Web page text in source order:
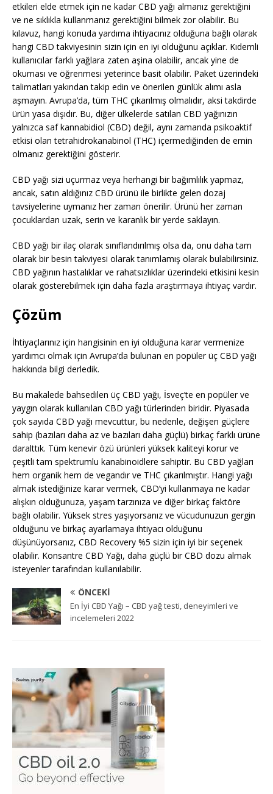
etkileri elde etmek için ne kadar CBD yağı almanız gerektiğini
ve ne sıklıkla kullanmanız gerektiğini bilmek zor olabilir. Bu
kılavuz, hangi konuda yardıma ihtiyacınız olduğuna bağlı olarak
hangi CBD takviyesinin sizin için en iyi olduğunu açıklar. Kıdemli
kullanıcılar farklı yağlara zaten aşina olabilir, ancak yine de
okuması ve öğrenmesi yeterince basit olabilir. Paket üzerindeki
talimatları yakından takip edin ve önerilen günlük alımı asla
aşmayın. Avrupa’da, tüm THC çıkarılmış olmalıdır, aksi takdirde
ürün yasa dışıdır. Bu, diğer ülkelerde satılan CBD yağınızın
yalnızca saf kannabidiol (CBD) değil, aynı zamanda psikoaktif
etkisi olan tetrahidrokanabinol (THC) içermediğinden de emin
olmanız gerektiğini gösterir.
CBD yağı sizi uçurmaz veya herhangi bir bağımlılık yapmaz,
ancak, satın aldığınız CBD ürünü ile birlikte gelen dozaj
tavsiyelerine uymanız her zaman önerilir. Ürünü her zaman
çocuklardan uzak, serin ve karanlık bir yerde saklayın.
CBD yağı bir ilaç olarak sınıflandırılmış olsa da, onu daha tam
olarak bir besin takviyesi olarak tanımlamış olarak bulabilirsiniz.
CBD yağının hastalıklar ve rahatsızlıklar üzerindeki etkisini kesin
olarak gösterebilmek için daha fazla araştırmaya ihtiyaç vardır.
Çözüm
İhtiyaçlarınız için hangisinin en iyi olduğuna karar vermenize
yardımcı olmak için Avrupa’da bulunan en popüler üç CBD yağı
hakkında bilgi derledik.
Bu makalede bahsedilen üç CBD yağı, İsveç’te en popüler ve
yaygın olarak kullanılan CBD yağı türlerinden biridir. Piyasada
çok sayıda CBD yağı mevcuttur, bu nedenle, değişen güçlere
sahip (bazıları daha az ve bazıları daha güçlü) birkaç farklı ürüne
daralttık. Tüm kenevir özü ürünleri yüksek kaliteyi korur ve
çeşitli tam spektrumlu kanabinoidlere sahiptir. Bu CBD yağları
hem organik hem de vegandır ve THC çıkarılmıştır. Hangi yağı
almak istediğinize karar vermek, CBD’yi kullanmaya ne kadar
alışkın olduğunuza, yaşam tarzınıza ve diğer birkaç faktöre
bağlı olabilir. Yüksek stres yaşıyorsanız ve vücudunuzun gergin
olduğunu ve birkaç ayarlamaya ihtiyacı olduğunu
düşünüyorsanız, CBD Recovery %5 sizin için iyi bir seçenek
olabilir. Konsantre CBD Yağı, daha güçlü bir CBD dozu almak
isteyenler tarafından kullanılabilir.
ÖNCEKI
En İyi CBD Yağı – CBD yağ testi, deneyimleri ve
incelemeleri 2022